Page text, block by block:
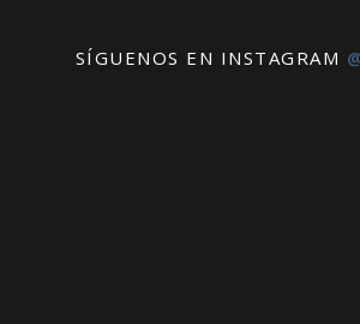
SÍGUENOS EN INSTAGRAM